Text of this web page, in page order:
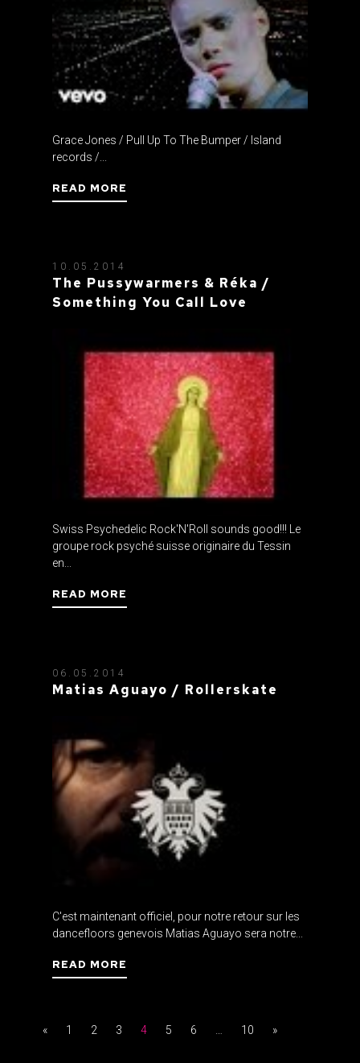
Grace Jones / Pull Up To The Bumper / Island
records /...
READ MORE
10.05.2014
The Pussywarmers & Réka /
Something You Call Love
Swiss Psychedelic Rock'N'Roll sounds good!!! Le
groupe rock psyché suisse originaire du Tessin
en...
READ MORE
06.05.2014
Matias Aguayo / Rollerskate
C'est maintenant officiel, pour notre retour sur les
dancefloors genevois Matias Aguayo sera notre...
READ MORE
« 1 2 3 4 5 6 10 »